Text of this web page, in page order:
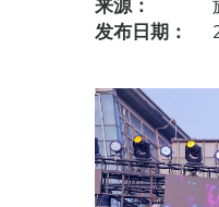
发布日期：